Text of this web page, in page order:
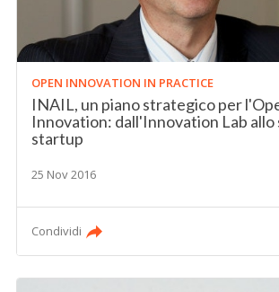
OPEN INNOVATION IN PRACTICE
INAIL, un piano strategico per
Innovation: dall'Innovation Lab allo
startup
25 Nov 2016
Condividi